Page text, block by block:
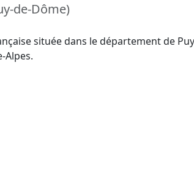
de-Dôme)
située dans le département de
Alpes.